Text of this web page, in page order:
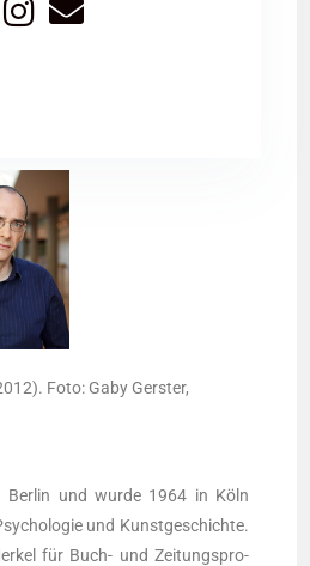
Foto: Gaby Gers­ter,
Ber­lin und wur­de 1964 in Köln
und Kunst­ge­schich­te.
für Buch- und Zei­tungs­pro­